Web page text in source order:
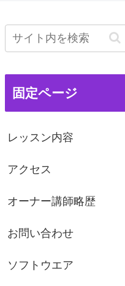
固定ページ
レッスン内容
アクセス
オーナー講師略歴
お問い合わせ
ソフトウエア